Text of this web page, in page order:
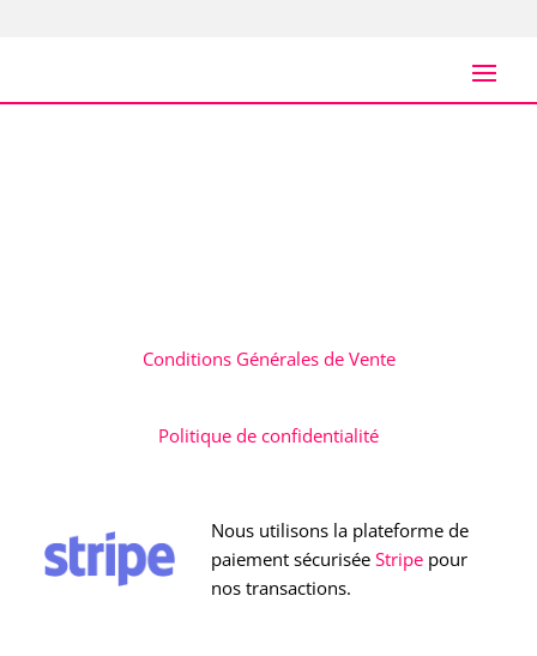
Conditions Générales de Vente
Politique de confidentialité
Nous utilisons la plateforme de
paiement sécuriséeStripe pour
nos transactions.